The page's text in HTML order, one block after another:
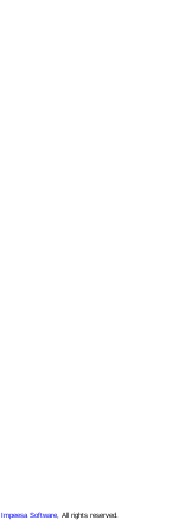
Impeesa Software, All rights reserved.